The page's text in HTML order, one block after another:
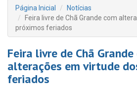
Página Inicial
Notícias
Feira livre de Chã Grande com
próximos feriados
Feira livre de Chã Grande
alterações em virtude
feriados